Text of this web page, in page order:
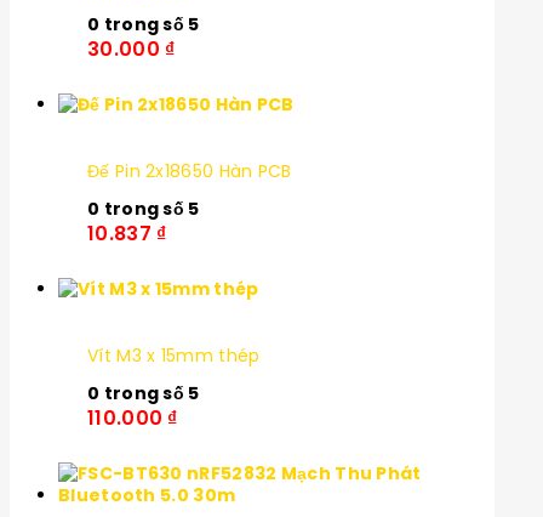
0 trong số 5
30.000 ₫
Đế Pin 2x18650 Hàn PCB
0 trong số 5
10.837 ₫
Vít M3 x 15mm thép
0 trong số 5
110.000 ₫